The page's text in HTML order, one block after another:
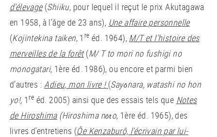
d’élevage(Shiiku, pour lequel il reçut le prix Akutagawa
en 1958, à l’âge de 23 ans), Une affaire personnelle
(Kojintekina taiken, 1 re éd. 1964), M/T et l’histoire des
merveilles de la forêt(M/ T to mori no fushigi no
monogatari, 1ère éd. 1986), ou encore et parmi bien
d’autres :Adieu, mon livre ! (Sayōnara, watashi no hon
yo!, 1 re éd. 2005) ainsi que des essais tels que Notes
de Hiroshima (Hiroshima nōto, 1ère éd. 1965), des
livres d’entretiens (Ôe Kenzaburô, l’écrivain par lui-